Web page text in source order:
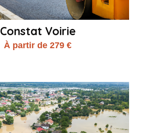
Constat Voirie
À partir de 279 €